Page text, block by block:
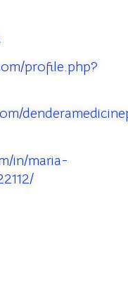
profile.php?
in/maria-